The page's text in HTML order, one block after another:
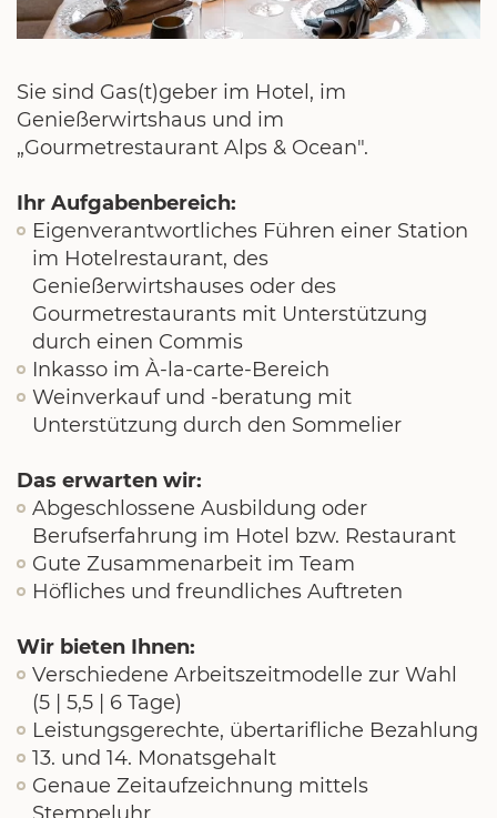
Sie sind Gas(t)geber im Hotel, im
Genießerwirtshaus und im
„Gourmetrestaurant Alps & Ocean".
Ihr Aufgabenbereich:
Eigenverantwortliches Führen einer Station
im Hotelrestaurant, des
Genießerwirtshauses oder des
Gourmetrestaurants mit Unterstützung
durch einen Commis
Inkasso im À-la-carte-Bereich
Weinverkauf und -beratung mit
Unterstützung durch den Sommelier
Das erwarten wir:
Abgeschlossene Ausbildung oder
Berufserfahrung im Hotel bzw. Restaurant
Gute Zusammenarbeit im Team
Höfliches und freundliches Auftreten
Wir bieten Ihnen:
Verschiedene Arbeitszeitmodelle zur Wahl
(5 | 5,5 | 6 Tage)
Leistungsgerechte, übertarifliche Bezahlung
13. und 14. Monatsgehalt
Genaue Zeitaufzeichnung mittels